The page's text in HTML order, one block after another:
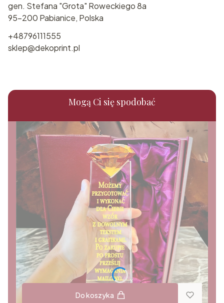
gen. Stefana "Grota" Roweckiego 8a
95-200 Pabianice, Polska
+48796111555
sklep@dekoprint.pl
Mogą Ci się spodobać
Do koszyka